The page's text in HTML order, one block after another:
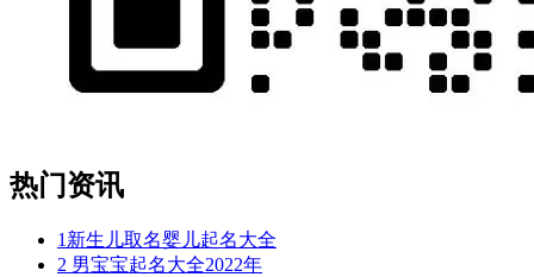
热门资讯
1 新生儿取名婴儿起名大全
2 男宝宝起名大全2022年